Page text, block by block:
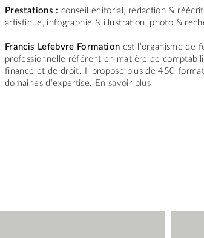
Prestations : conseil éditorial, rédaction &
artistique, infographie & illustration, photo &
Francis Lefebvre Formation est l’organisme de
professionnelle référent en matière de
finance et de droit. Il propose plus de 450
domaines d’expertise. En savoir plus